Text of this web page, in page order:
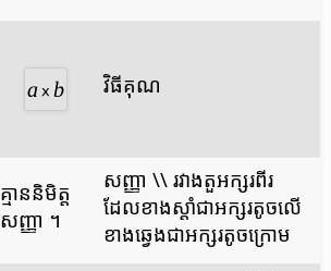
វិធី​គុណ
គ្មាន​និមិត្ត​
សញ្ញា ។
សញ្ញា \\ រវាង​តួ​អក្សរ​ពីរ
ដែល​ខាង​ស្តាំ​ជា​អក្សរ​តូច​លើ
ខាង​ឆ្វេង​ជា​អក្សរ​តូច​ក្រោម